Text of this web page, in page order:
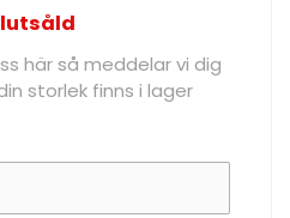
här så meddelar vi dig
storlek finns i lager